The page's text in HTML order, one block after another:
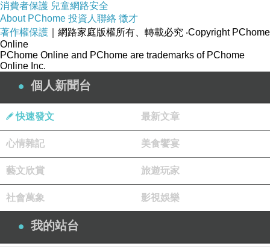
消費者保護 兒童網路安全
About PChome 投資人聯絡 徵才
著作權保護 ｜網路家庭版權所有、轉載必究 ‧Copyright PChome
Online
PChome Online and PChome are trademarks of PChome
Online Inc.
個人新聞台
快速發文 最新文章
心情雜記 美食饗宴
藝文欣賞 旅遊玩家
社會萬象 影視娛樂
我的站台